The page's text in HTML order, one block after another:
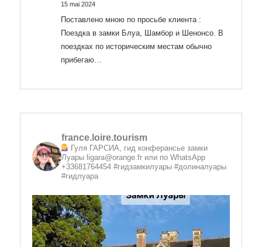
15 mai 2024
Поставлено мною по просьбе клиента :
Поездка в замки Блуа, Шамбор и Шенонсо. В
поездках по историческим местам обычно
прибегаю…
france.loire.tourism
Гуля ГАРСИА, гид конферансье замки
Луары ligara@orange.fr или по WhatsApp
+33681764454 #гидзамкилуары #долиналуары
#гидлуара